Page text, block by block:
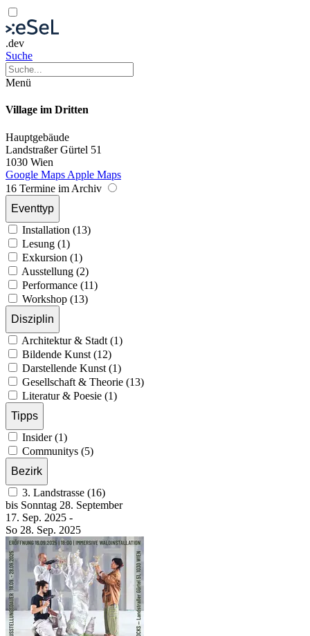
.dev
Suche
Menü
Village im Dritten
Hauptgebäude
Landstraßer Gürtel 51
1030 Wien
Google Maps Apple Maps
16 Termine im Archiv
Eventtyp
Installation (13)
Lesung (1)
Exkursion (1)
Ausstellung (2)
Performance (11)
Workshop (13)
Disziplin
Architektur & Stadt (1)
Bildende Kunst (12)
Darstellende Kunst (1)
Gesellschaft & Theorie (13)
Literatur & Poesie (1)
Tipps
Insider (1)
Communitys (5)
Bezirk
3. Landstrasse (16)
bis Sonntag 28. September
17. Sep. 2025 -
So 28. Sep. 2025